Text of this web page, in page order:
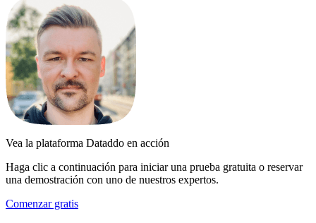
Vea la plataforma Dataddo en acción
Haga clic a continuación para iniciar una prueba gratuita o reservar
una demostración con uno de nuestros expertos.
Comenzar gratis